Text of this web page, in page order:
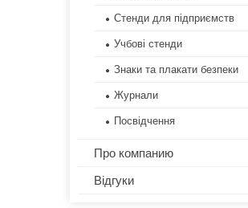
Стенди для підприємств
Учбові стенди
Знаки та плакати безпеки
Журнали
Посвідчення
Про компанию
Відгуки